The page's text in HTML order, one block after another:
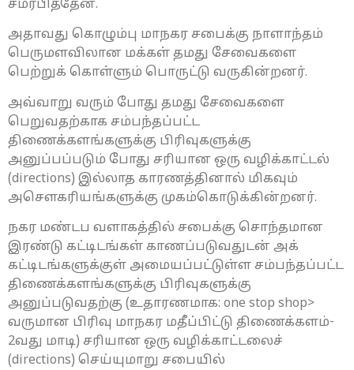
சமர்பித்தேன்.
அதாவது கொழும்பு மாநகர சபைக்கு நாளாந்தம்
பெருமளவிலான மக்கள் தமது சேவைகளை
பெற்றுக் கொள்ளும் பொருட்டு வருகின்றனர்.
அவ்வாறு வரும் போது தமது சேவைகளை
பெறுவதற்காக சம்பந்தப்பட்ட
திணைக்களங்களுக்கு பிரிவுகளுக்கு
அனுப்பப்படும் போது சரியான ஒரு வழிக்காட்டல்
(directions) இல்லாத காரணத்தினால் மிகவும்
அசௌகரியங்களுக்கு முகம்கொடுக்கின்றனர்.
நகர மண்டப வளாகத்தில் சபைக்கு சொந்தமான
இரண்டு கட்டிடங்கள் காணப்படுவதுடன் அக்
கட்டிடங்களுக்குள் அமையப்பட்டுள்ள சம்பந்தப்பட்ட
திணைக்களங்களுக்கு பிரிவுகளுக்கு
அனுப்படுவதற்கு (உதாரணமாக: one stop shop>
வருமான பிரிவு மாநகர மதீப்பிட்டு திணைக்களம்-
2வது மாடி) சரியான ஒரு வழிக்காட்டலைச்
(directions) செய்யுமாறு சபையில்